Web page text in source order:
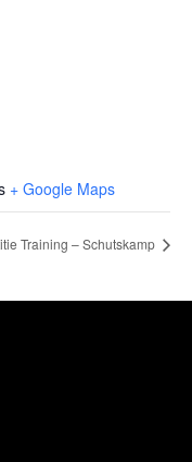
+ Google Maps
Training – Schutskamp